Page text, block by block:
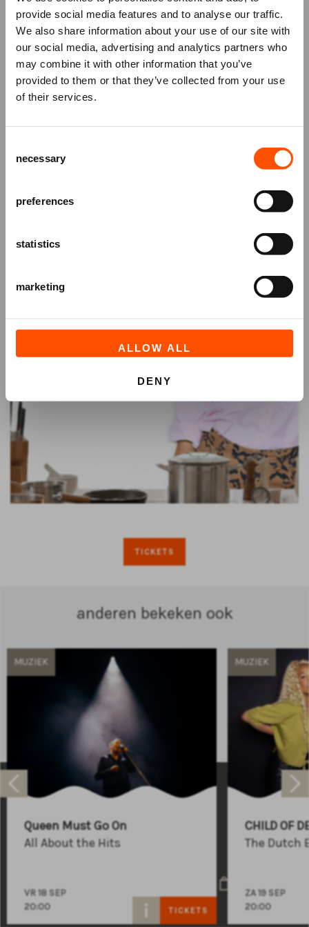
provide social media features and to analyse our traffic.
We also share information about your use of our site with
our social media, advertising and analytics partners who
may combine it with other information that you’ve
provided to them or that they’ve collected from your use
of their services.
Selection
necessary
preferences
statistics
marketing
ALLOW ALL
DENY
onze gezellige Ladies Night! Kom samen met je
vriendinnen, moeder, zus of collega en geniet van
een complete avond uit. Vanaf 19.00 uur (een uur
voor aanvang) verandert het ATLAS Theater in een
sfeervolle plek vol leuke stands van lokale
ondernemers. Laat je inspireren door sieraden,
verloting in de foyer. Wie weet ga jij met een leuk
TICKETS
anderen bekeken ook
MUZIEK
Queen Must Go On
All About the Hits
VR 18 SEP
20:00
TICKETS
MUZIEK
CHILD OF
The Dutch
ZA 19 SEP
20:00
+31 (0)591 - 850 856
info@atlastheater.nl
Mis niks
en speciale aanbiedingen!